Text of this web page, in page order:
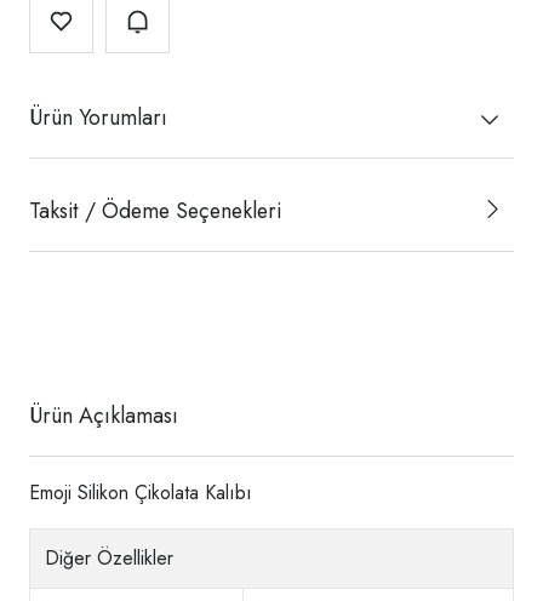
Ürün Yorumları
Taksit / Ödeme Seçenekleri
Ürün Açıklaması
Emoji Silikon Çikolata Kalıbı
Diğer Özellikler